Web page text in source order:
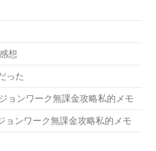
想
った
ョンワーク無課金攻略私的メモ
ョンワーク無課金攻略私的メモ